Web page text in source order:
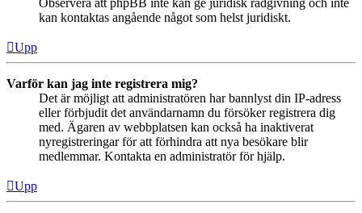
Observera att phpBB inte kan ge juridisk rådgivning och inte
kan kontaktas angående något som helst juridiskt.
Upp
Varför kan jag inte registrera mig?
Det är möjligt att administratören har bannlyst din IP-adress
eller förbjudit det användarnamn du försöker registrera dig
med. Ägaren av webbplatsen kan också ha inaktiverat
nyregistreringar för att förhindra att nya besökare blir
medlemmar. Kontakta en administratör för hjälp.
Upp